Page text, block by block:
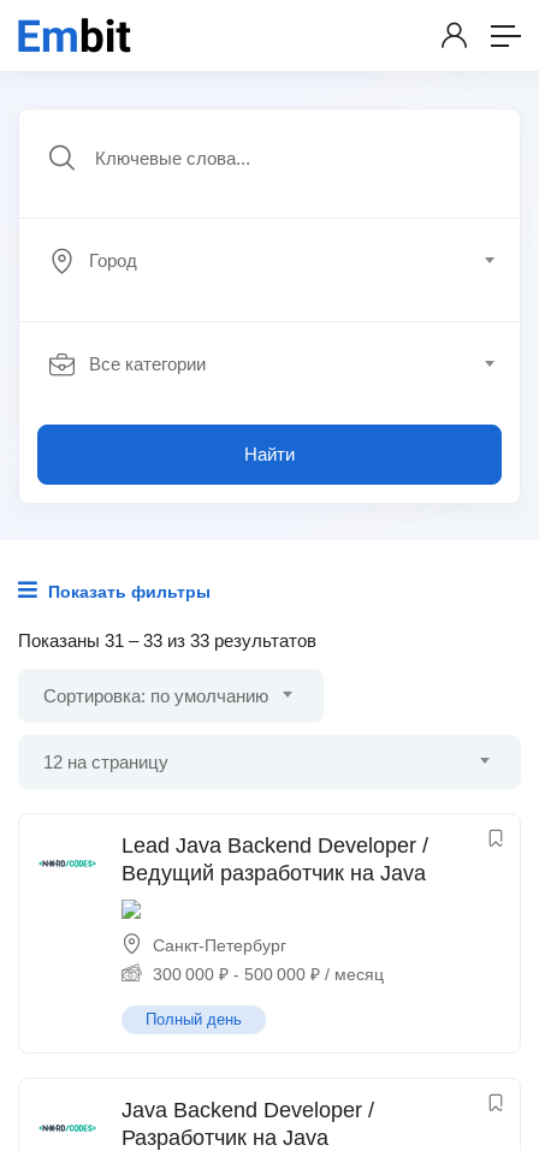
Город
Все категории
Найти
Показать фильтры
Показаны 31 –33 из 33 результатов
Сортировка: по умолчанию
12 на страницу
Lead Java Backend Developer /
Ведущий разработчик на Java
Санкт-Петербург
300 000 ₽ - 500 000 ₽ / месяц
Полный день
Java Backend Developer /
Разработчик на Java